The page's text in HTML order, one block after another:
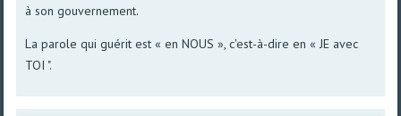
à son gouvernement.
La parole qui guérit est « en NOUS », c'est-à-dire en « JE avec
TOI ".